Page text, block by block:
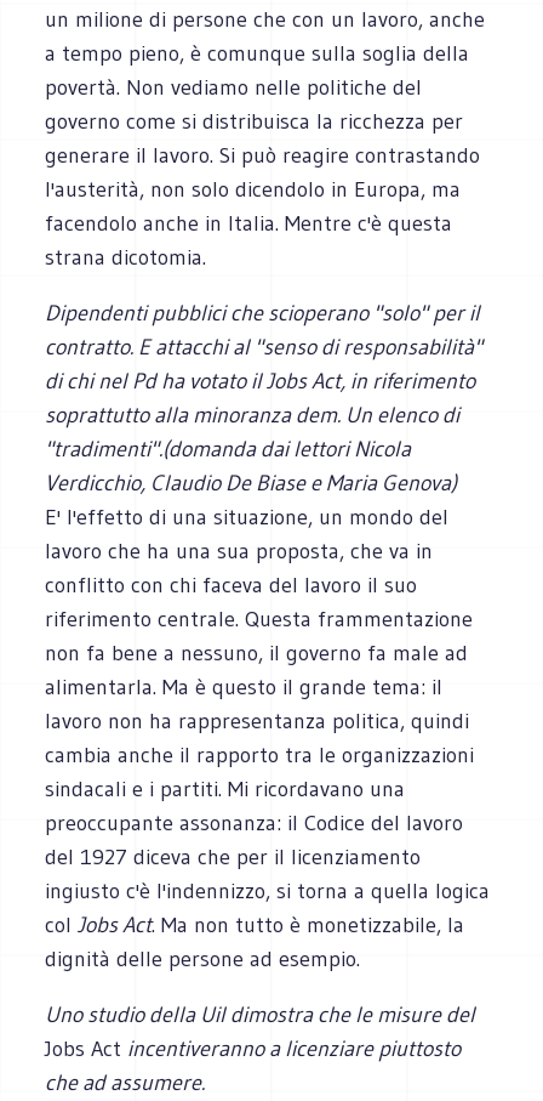
un milione di persone che con un lavoro, anche
a tempo pieno, è comunque sulla soglia della
povertà. Non vediamo nelle politiche del
governo come si distribuisca la ricchezza per
generare il lavoro. Si può reagire contrastando
l'austerità, non solo dicendolo in Europa, ma
facendolo anche in Italia. Mentre c'è questa
strana dicotomia.
Dipendenti pubblici che scioperano "solo" per il
contratto. E attacchi al "senso di responsabilità"
di chi nel Pd ha votato il Jobs Act, in riferimento
soprattutto alla minoranza dem. Un elenco di
"tradimenti".(domanda dai lettori Nicola
Verdicchio, Claudio De Biase e Maria Genova)
E' l'effetto di una situazione, un mondo del
lavoro che ha una sua proposta, che va in
conflitto con chi faceva del lavoro il suo
riferimento centrale. Questa frammentazione
non fa bene a nessuno, il governo fa male ad
alimentarla. Ma è questo il grande tema: il
lavoro non ha rappresentanza politica, quindi
cambia anche il rapporto tra le organizzazioni
sindacali e i partiti. Mi ricordavano una
preoccupante assonanza: il Codice del lavoro
del 1927 diceva che per il licenziamento
ingiusto c'è l'indennizzo, si torna a quella logica
colJobs Act. Ma non tutto è monetizzabile, la
dignità delle persone ad esempio.
Uno studio della Uil dimostra che le misure del
Jobs Act incentiveranno a licenziare piuttosto
che ad assumere.